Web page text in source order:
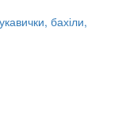
бахіли,